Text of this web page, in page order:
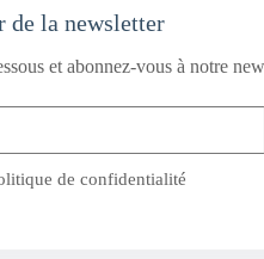
de la newsletter
et abonnez-vous à notre
de confidentialité